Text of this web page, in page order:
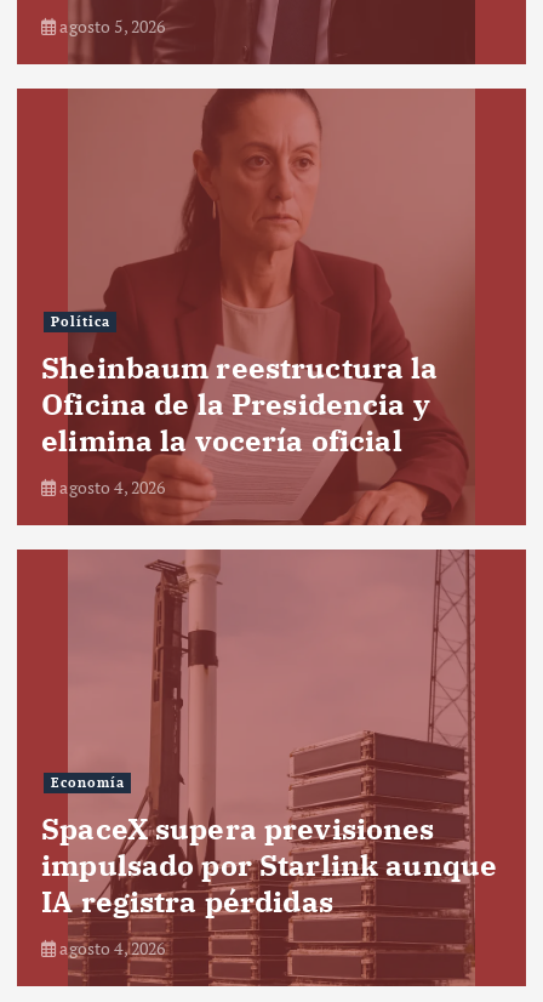
agosto 5, 2026
Política
Sheinbaum reestructura la
Oficina de la Presidencia y
elimina la vocería oficial
agosto 4, 2026
Economía
SpaceX supera previsiones
impulsado por Starlink aunque
IA registra pérdidas
agosto 4, 2026